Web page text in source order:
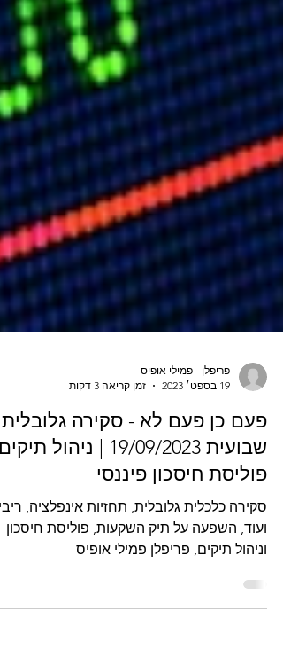
פריפלן - פמילי אופיס
19 בספט׳ 2023
זמן קריאה 3 דקות
פעם כן פעם לא - סקירה גלובלית
שבועית 19/09/2023 | ניהול
פוליסת חיסכון פיננסי
סקירה כלכלית גלובלית, תחזיות אינפלציה,
וניהול תיקים, פריפלן פמילי אופיס